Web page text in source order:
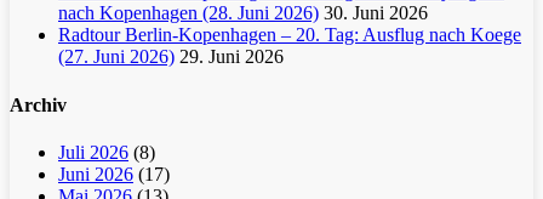
nach Kopenhagen (28. Juni 2026) 30. Juni 2026
Radtour Berlin-Kopenhagen – 20. Tag: Ausflug nach Koege
(27. Juni 2026) 29. Juni 2026
Archiv
Juli 2026 (8)
Juni 2026 (17)